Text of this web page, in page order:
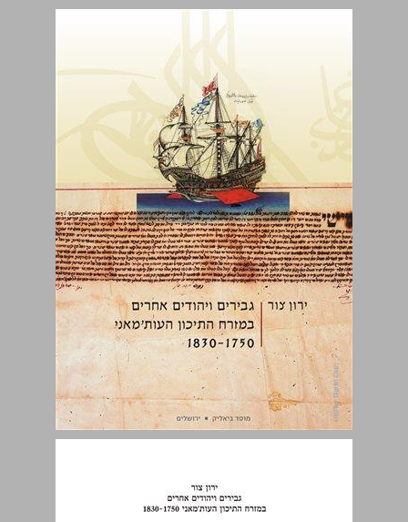
גבירים ויהודים אחרים במזרח התיכון העות'מאני 1830-1750 ... 0